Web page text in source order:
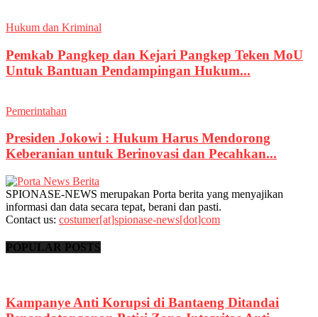
Hukum dan Kriminal
Pemkab Pangkep dan Kejari Pangkep Teken MoU
Untuk Bantuan Pendampingan Hukum...
Pemerintahan
Presiden Jokowi : Hukum Harus Mendorong
Keberanian untuk Berinovasi dan Pecahkan...
SPIONASE-NEWS merupakan Porta berita yang menyajikan
informasi dan data secara tepat, berani dan pasti.
Contact us: costumer[at]spionase-news[dot]com
POPULAR POSTS
Kampanye Anti Korupsi di Bantaeng Ditandai